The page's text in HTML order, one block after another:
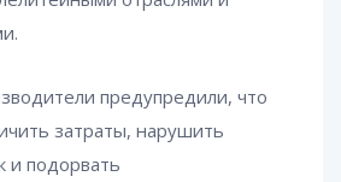
предупредили, что
затраты, нарушить
и подорвать